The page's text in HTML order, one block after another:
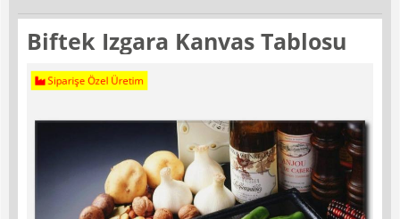
Biftek Izgara Kanvas Tablosu
Siparişe Özel Üretim